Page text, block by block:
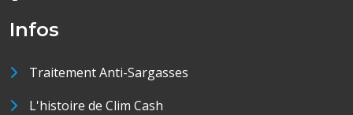
Infos
Traitement Anti-Sargasses
L'histoire de Clim Cash